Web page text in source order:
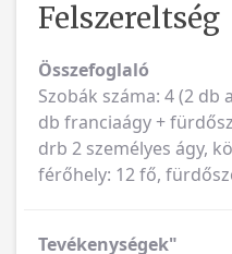
Összefoglaló
Szobák száma: 4 (2 db
db franciaágy +
drb 2 személyes ágy,
férőhely: 12 fő,
Tevékenységek"
sportok